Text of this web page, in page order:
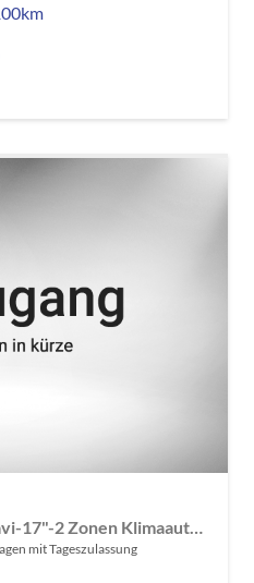
Jubile 1.6 T-GDI 48V 2WD Navi-17"-2 Zonen Klimaautomatik-LED-Kamera-Sofort
mit Tageszulassung